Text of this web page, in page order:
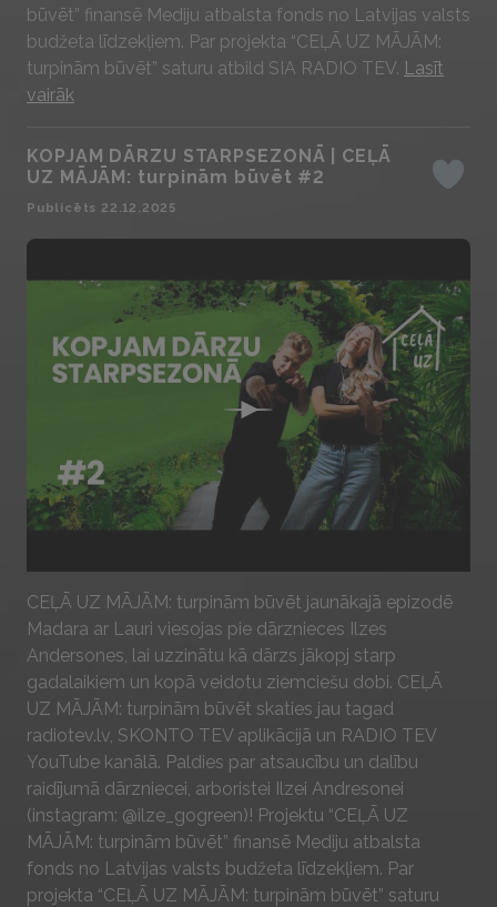
būvēt” finansē Mediju atbalsta fonds no Latvijas valsts
budžeta līdzekļiem. Par projekta “CEĻĀ UZ MĀJĀM:
turpinām būvēt” saturu atbild SIA RADIO TEV. Lasīt
vairāk
Play
CEĻĀ UZ MĀJĀM: turpinām būvēt jaunākajā epizodē
Madara ar Lauri viesojas pie dārznieces Ilzes
Andersones, lai uzzinātu kā dārzs jākopj starp
gadalaikiem un kopā veidotu ziemciešu dobi. CEĻĀ
UZ MĀJĀM: turpinām būvēt skaties jau tagad
radiotev.lv, SKONTO TEV aplikācijā un RADIO TEV
YouTube kanālā. Paldies par atsaucību un dalību
raidījumā dārzniecei, arboristei Ilzei Andresonei
(instagram: @ilze_gogreen)! Projektu “CEĻĀ UZ
MĀJĀM: turpinām būvēt” finansē Mediju atbalsta
fonds no Latvijas valsts budžeta līdzekļiem. Par
projekta “CEĻĀ UZ MĀJĀM: turpinām būvēt” saturu
KOPJAM DĀRZU STARPSEZONĀ | CEĻĀ
UZ MĀJĀM: turpinām būvēt #2
Publicēts 22.12.2025